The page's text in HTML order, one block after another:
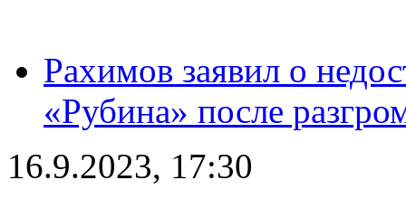
Рахимов заявил о
«Рубина» после
16.9.2023, 17:30